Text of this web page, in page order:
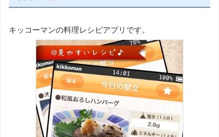
キッコーマンの料理レシピアプリです。